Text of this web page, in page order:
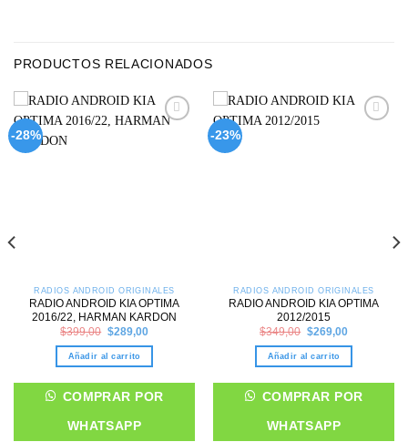
PRODUCTOS RELACIONADOS
-28%
RADIOS ANDROID ORIGINALES
RADIO ANDROID KIA OPTIMA
2016/22, HARMAN KARDON
$399,00 Original
price
was:
$399,00.
$289,00Current
is:
Añadir al carrito
COMPRAR POR
WHATSAPP
-23%
RADIOS ANDROID ORIGINALES
RADIO ANDROID KIA OPTIMA
2012/2015
$349,00 Original
price
was:
$349,00.
$269,00Current
is:
Añadir al carrito
COMPRAR POR
WHATSAPP